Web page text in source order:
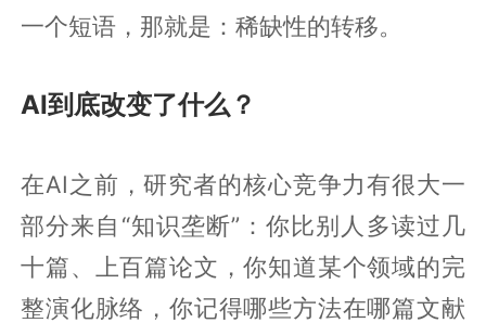
一个短语，那就是：稀缺性的转移。
AI到底改变了什么？
在AI之前，研究者的核心竞争力有很大一
部分来自“知识垄断”：你比别人多读过几
十篇、上百篇论文，你知道某个领域的完
整演化脉络，你记得哪些方法在哪篇文献